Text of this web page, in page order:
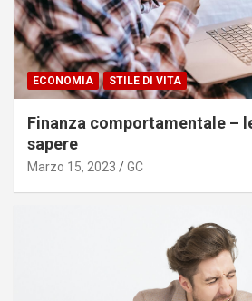
ECONOMIA STILE DI VITA
Finanza comportamentale –
sapere
Marzo 15, 2023 GC